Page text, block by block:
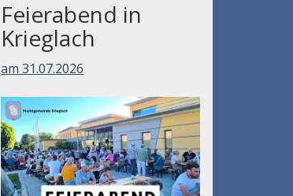
Feierabend in
am 31.07.2026